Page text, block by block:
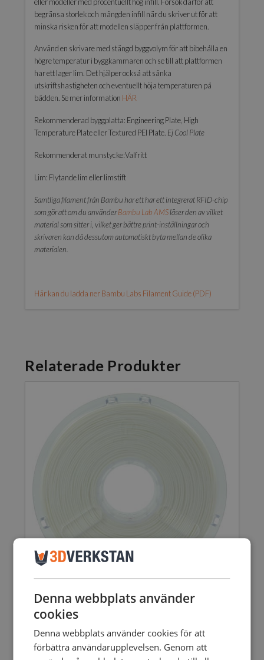
begränsa storlek och mängden infill när du skriver ut för att
minska risken för att modellen släpper från plattformen.
Använd en skrivare med stängd byggvolym för att bibehålla en
högre temperatur i byggkammaren och se till att plattformen
har ett lager lim. Det hjälper också att sänka
utskriftshastigheten och eventuellt höja temperaturen på
bädden. Se mer information HÄR
Rekommenderad byggplatta: Engineering Plate, High
Temperature Plate eller Textured PEI Plate. Ej Cool Plate
Rekommenderat munstycke:Valfritt
Lim: Flytande lim eller limstift
Samtliga filament från Bambu har ett har ett integrerat RFID-chip
som gör att om du använderBambu Lab AMSläser den av vilket
material som sitter i, vilket ger bättre print-inställningar och
skrivaren kan då dessutom automatiskt byta mellan de olika
materialen.
Här kan du ladda ner Bambu Labs Filament Guide (PDF)
Relaterade Produkter
POLYMAKER POLYSMOOTH
412,00 SEK exkl. moms
Den
Denna webbplats använder
cookies
Denna webbplats använder cookies för att
förbättra användarupplevelsen. Genom att